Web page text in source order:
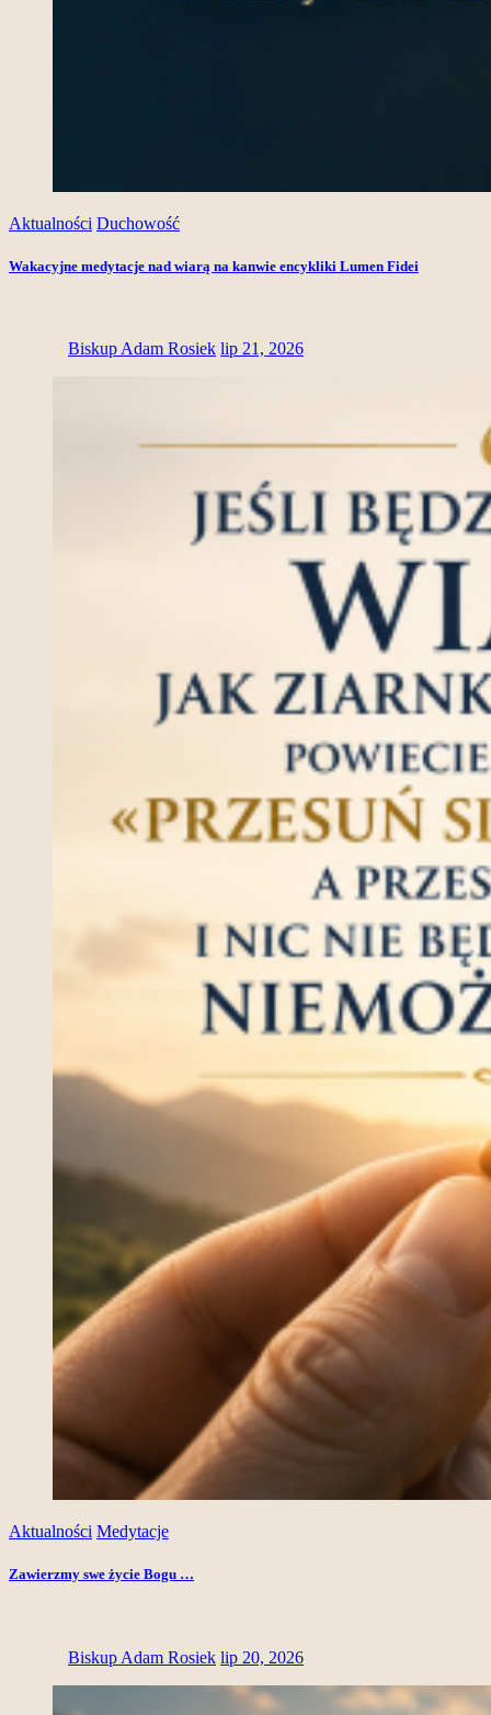
Aktualności Duchowość
Wakacyjne medytacje nad wiarą na kanwie encykliki Lumen Fidei
Biskup Adam Rosiek lip 21, 2026
Aktualności Medytacje
Zawierzmy swe życie Bogu …
Biskup Adam Rosiek lip 20, 2026